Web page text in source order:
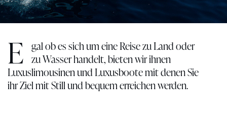
E gal ob es sich um eine Reise zu Land oder
zu Wasser handelt, bieten wir ihnen
Luxuslimousinen und Luxusboote mit denen Sie
ihr Ziel mit Still und bequem erreichen werden.